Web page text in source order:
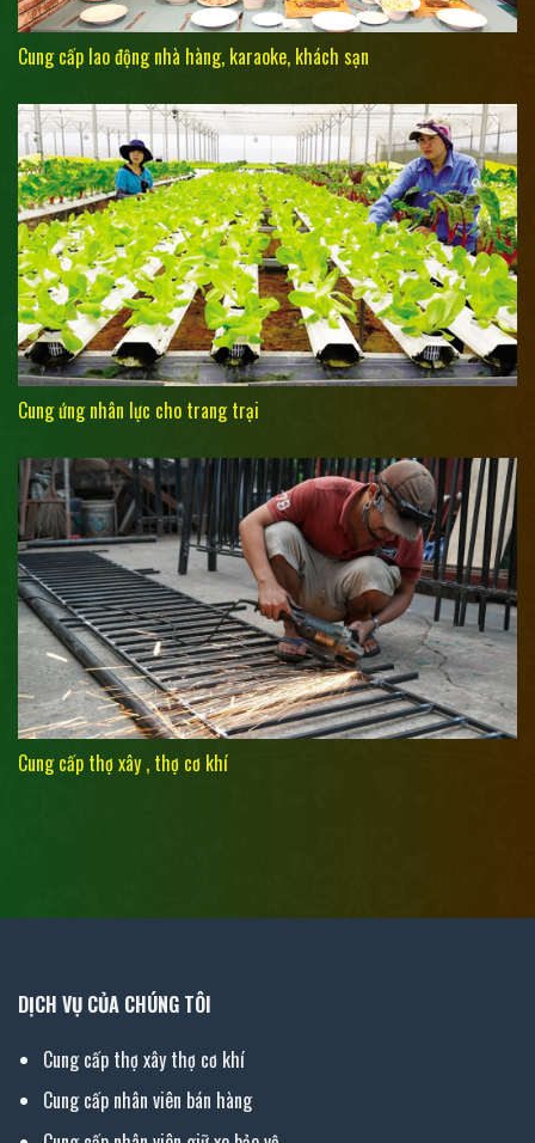
Cung cấp lao động nhà hàng, karaoke, khách sạn
Cung ứng nhân lực cho trang trại
Cung cấp thợ xây , thợ cơ khí
DỊCH VỤ CỦA CHÚNG TÔI
Cung cấp thợ xây thợ cơ khí
Cung cấp nhân viên bán hàng